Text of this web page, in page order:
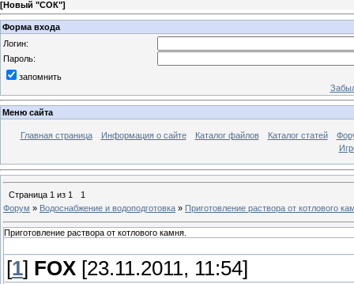
[Новый "СОК"]
Форма входа
Логин:
Пароль:
запомнить
Меню сайта
Главная страница Информация о сайте Каталог файлов Каталог статей
Страница 1 из 1
1
Форум » Водоснабжение и водоподготовка » Приготовление раствора от котлового
Приготовление раствора от котлового камня.
[1] FOX [23.11.2011, 11:54]